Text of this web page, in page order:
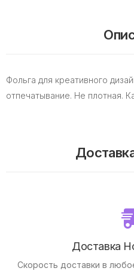
Фольга для креативного
отпечатывание. Не плотная.
Доставка
Скорость доставки в